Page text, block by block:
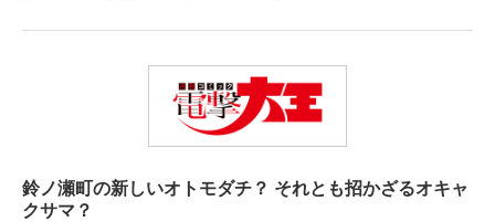
鈴ノ瀬町の新しいオトモダチ？ それとも招かざるオキャ
クサマ？